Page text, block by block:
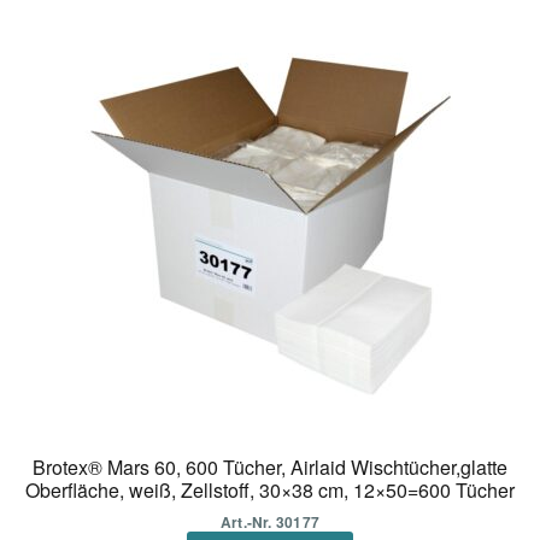
Brotex® Mars 60, 600 Tücher, Airlaid Wischtücher,glatte
Oberfläche, weiß, Zellstoff, 30×38 cm, 12×50=600 Tücher
Art.-Nr. 30177